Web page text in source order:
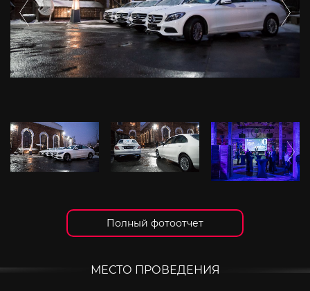
Полный фотоотчет
МЕСТО ПРОВЕДЕНИЯ